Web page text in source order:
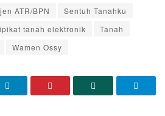
ATR/BPN
Sentuh Tanahku
tanah elektronik
Tanah
Wamen Ossy